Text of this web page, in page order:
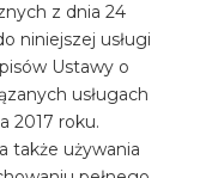
z dnia 24
niniejszej usługi
Ustawy o
usługach
2017 roku.
także używania